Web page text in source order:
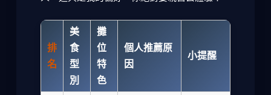
排
名
美
食
型
別
攤
位
特
色
個人推薦原
因
小提醒